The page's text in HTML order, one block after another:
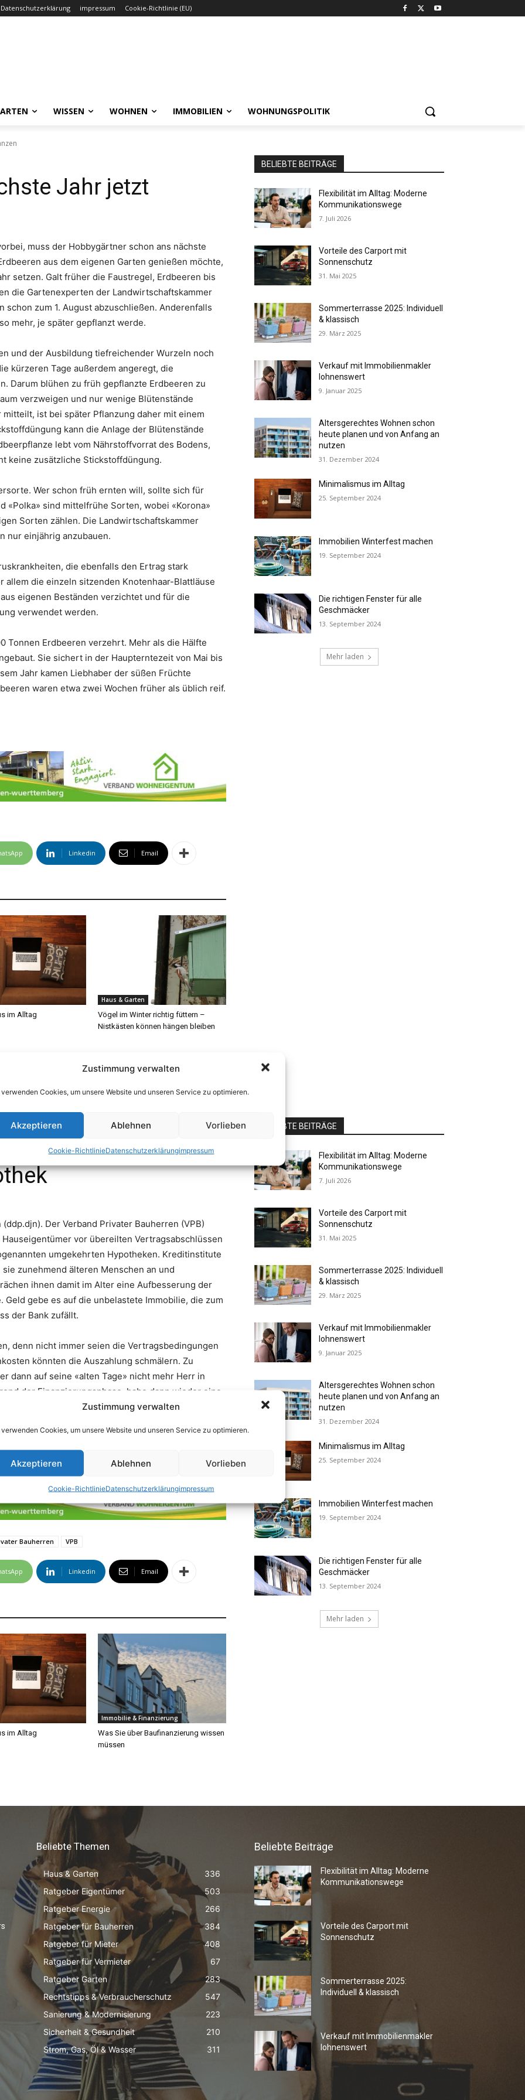
Zustimmung verwalten
verwenden Cookies, um unsere Website und unseren Service zu optimieren.
Akzeptieren Ablehnen Vorlieben
Cookie-RichtlinieDatenschutzerklärungimpressum
Datenschutzerklärung impressum Cookie-Richtlinie (EU)
WISSEN WOHNEN IMMOBILIEN WOHNUNGSPOLITIK
Jahr jetzt
muss der Hobbygärtner schon ans nächste
aus dem eigenen Garten genießen möchte,
setzen. Galt früher die Faustregel, Erdbeeren bis
die Gartenexperten der Landwirtschaftskammer
zum 1. August abzuschließen. Anderenfalls
mehr, je später gepflanzt werde.
und der Ausbildung tiefreichender Wurzeln noch
kürzeren Tage außerdem angeregt, die
Darum blühen zu früh gepflanzte Erdbeeren zu
verzweigen und nur wenige Blütenstände
ist bei später Pflanzung daher mit einem
kann die Anlage der Blütenstände
lebt vom Nährstoffvorrat des Bodens,
keine zusätzliche Stickstoffdüngung.
Wer schon früh ernten will, sollte sich für
«Polka» sind mittelfrühe Sorten, wobei «Korona»
Sorten zählen. Die Landwirtschaftskammer
nur einjährig anzubauen.
die ebenfalls den Ertrag stark
die einzeln sitzenden Knotenhaar-Blattläuse
eigenen Beständen verzichtet und für die
verwendet werden.
Tonnen Erdbeeren verzehrt. Mehr als die Hälfte
Sie sichert in der Haupterntezeit von Mai bis
Jahr kamen Liebhaber der süßen Früchte
waren etwa zwei Wochen früher als üblich reif.
Linkedin Email
im Alltag
Haus & Garten
Vögel im Winter richtig füttern –
Nistkästen können hängen bleiben
BELIEBTE BEITRÄGE
Flexibilität im Alltag: Moderne
Kommunikationswege
7. Juli 2026
Vorteile des Carport mit
Sonnenschutz
31. Mai 2025
Sommerterrasse 2025: Individuell
& klassisch
29. März 2025
Verkauf mit Immobilienmakler
lohnenswert
9. Januar 2025
Altersgerechtes Wohnen schon
heute planen und von Anfang an
nutzen
31. Dezember 2024
Minimalismus im Alltag
25. September 2024
Immobilien Winterfest machen
19. September 2024
Die richtigen Fenster für alle
Geschmäcker
13. September 2024
Mehr laden
Beliebte Themen
Haus & Garten
336
Ratgeber Eigentümer
503
Ratgeber Energie
266
Ratgeber für Bauherren
384
Ratgeber für Mieter
408
Ratgeber für Vermieter
67
Ratgeber Garten
283
Rechtstipps & Verbraucherschutz
547
Sanierung & Modernisierung
223
Sicherheit & Gesundheit
210
Strom, Gas, Öl & Wasser
311
Beliebte Beiträge
Flexibilität im Alltag: Moderne
Kommunikationswege
Vorteile des Carport mit
Sonnenschutz
Sommerterrasse 2025:
Individuell & klassisch
Verkauf mit Immobilienmakler
lohnenswert